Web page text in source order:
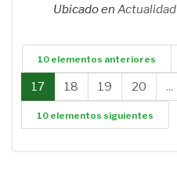
Ubicado en Actualidad
10 elementos anteriores
17
18 19 20 ...
10 elementos siguientes